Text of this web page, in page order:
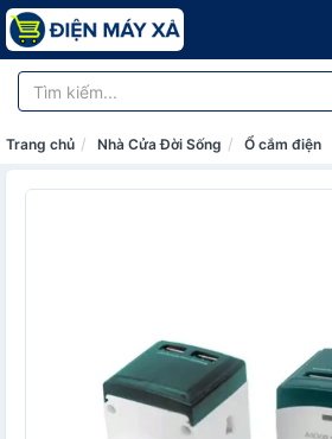
Trang chủ Nhà Cửa Đời Sống Ổ cắm điện